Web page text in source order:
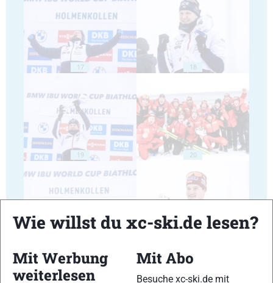
17 18
19 20
Wie willst du xc-ski.de lesen?
Mit Werbung
weiterlesen
Mit Abo
Besuche xc-ski.de mit